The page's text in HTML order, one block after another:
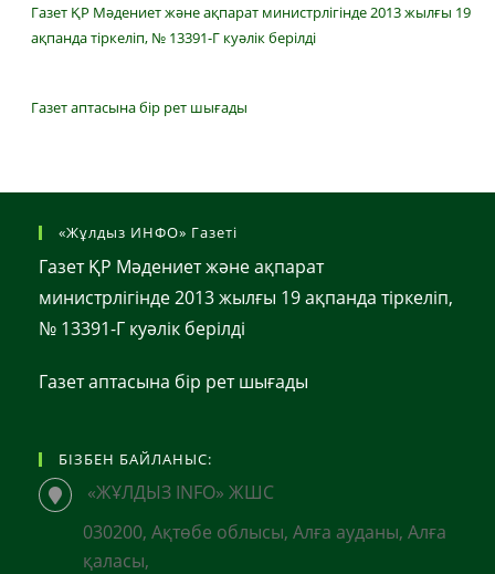
Газет ҚР Мәдениет және ақпарат министрлігінде 2013 жылғы 19
ақпанда тіркеліп, № 13391-Г куәлік берілді
Газет аптасына бір рет шығады
«Жұлдыз ИНФО» Газеті
Газет ҚР Мәдениет және ақпарат
министрлігінде 2013 жылғы 19 ақпанда тіркеліп,
№ 13391-Г куәлік берілді
Газет аптасына бір рет шығады
БІЗБЕН БАЙЛАНЫС:
«ЖҰЛДЫЗ INFO» ЖШС
030200, Ақтөбе облысы, Алға ауданы, Алға
қаласы,